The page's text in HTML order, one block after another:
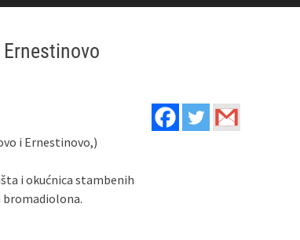
i Ernestinovo,)
i okućnica stambenih
bromadiolona.